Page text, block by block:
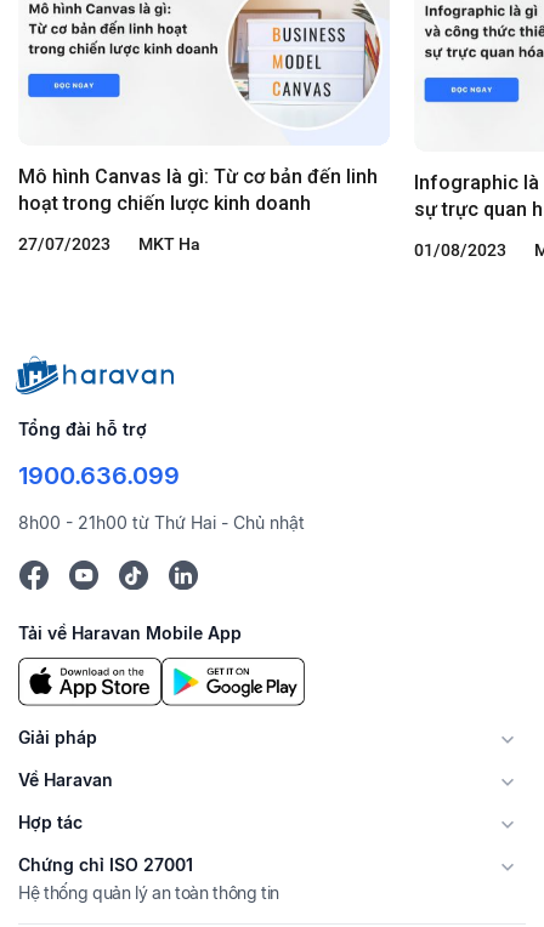
Mô hình Canvas là gì: Từ cơ bản đến linh
hoạt trong chiến lược kinh doanh
27/07/2023 MKT Ha
Infographic
sự trực quan
01/08/2023
Tổng đài hỗ trợ
1900.636.099
8h00 - 21h00 từ Thứ Hai - Chủ nhật
Tải về Haravan Mobile App
Giải pháp
Về Haravan
Hợp tác
Chứng chỉ ISO 27001
Hệ thống quản lý an toàn thông tin